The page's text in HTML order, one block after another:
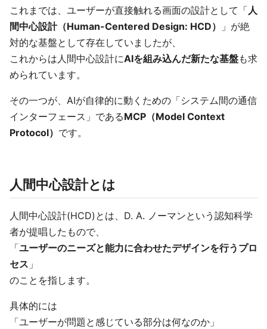
これまでは、ユーザーが直接触れる画面の設計として「人
間中心設計（Human-Centered Design: HCD）
」が絶
対的な基盤として存在していましたが、
これからは人間中心設計にAIを組み込んだ新たな基盤も求
められています。
その一つが、AIが自律的に動くための「システム間の通信
インターフェース」であるMCP（Model Context
Protocol） です。
人間中心設計とは
人間中心設計(HCD)とは、D. A. ノーマンという認知科学
者が提唱したもので、
「ユーザーのニーズと能力に合わせたデザインを行うプロ
セス 」
のことを指します。
具体的には
「ユーザーが問題と感じている部分は何なのか」